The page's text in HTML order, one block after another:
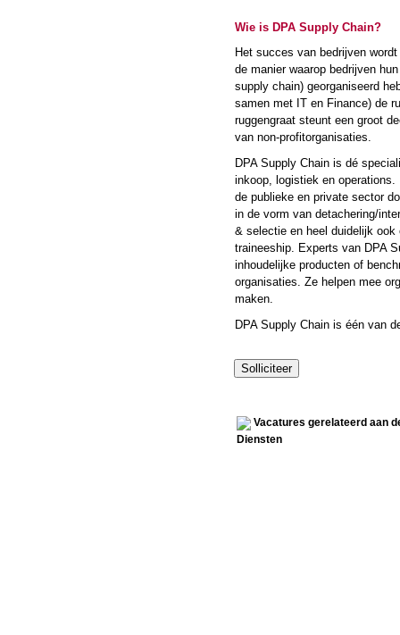
Wie is DPA Supply Chain?
Het succes van bedrijven
de manier waarop bedrijven
supply chain) georganiseerd
samen met IT en Finance) de
ruggengraat steunt een groot
van non-profitorganisaties.
DPA Supply Chain is dé
inkoop, logistiek en
de publieke en private sector
in de vorm van detachering/
& selectie en heel duidelijk
traineeship. Experts van DPA
inhoudelijke producten of
organisaties. Ze helpen mee
maken.
DPA Supply Chain is één van
Vacatures gerelateerd aan
Diensten